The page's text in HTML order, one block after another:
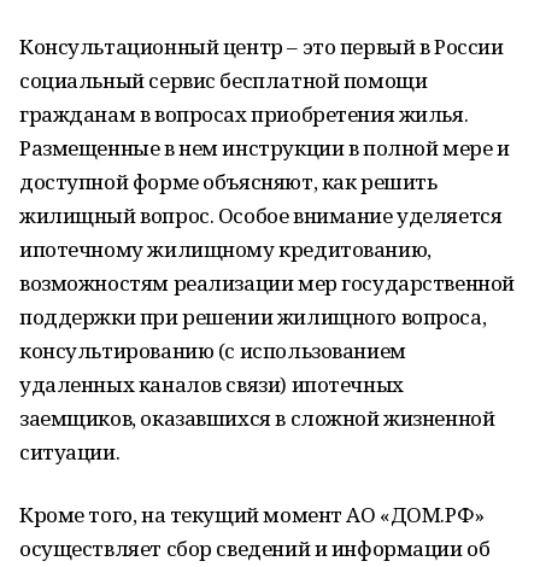
Консультационный центр – это первый в России
социальный сервис бесплатной помощи
гражданам в вопросах приобретения жилья.
Размещенные в нем инструкции в полной мере и
доступной форме объясняют, как решить
жилищный вопрос. Особое внимание уделяется
ипотечному жилищному кредитованию,
возможностям реализации мер государственной
поддержки при решении жилищного вопроса,
консультированию (с использованием
удаленных каналов связи) ипотечных
заемщиков, оказавшихся в сложной жизненной
ситуации.
Кроме того, на текущий момент АО «ДОМ.РФ»
осуществляет сбор сведений и информации об